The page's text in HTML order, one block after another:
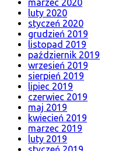
marzec 2020
luty 2020
styczeń 2020
grudzień 2019
listopad 2019
październik 2019
wrzesień 2019
sierpień 2019
lipiec 2019
czerwiec 2019
maj 2019
kwiecień 2019
marzec 2019
luty 2019